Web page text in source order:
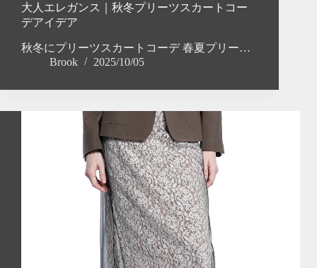
大人エレガンス｜秋冬プリーツスカートコー
デアイデア
秋冬にプリーツスカートコーデ 春夏プリー…
Brook
2025/10/05